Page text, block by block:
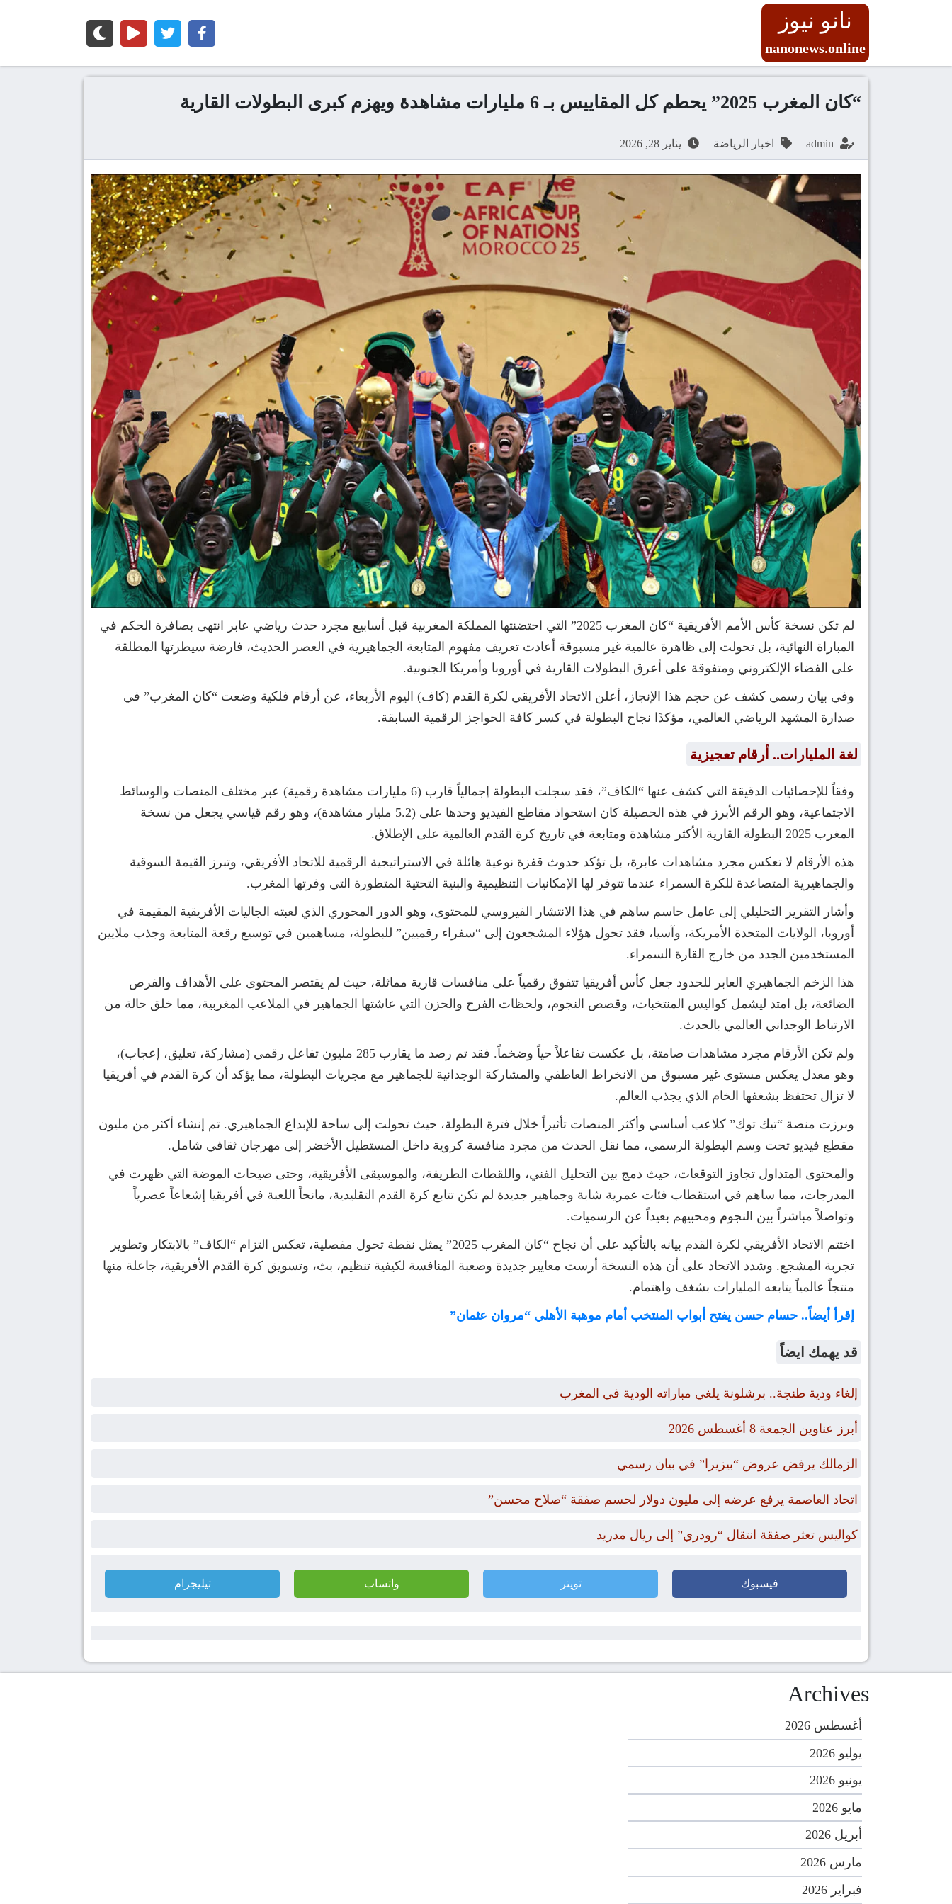
نانو نيوز
nanonews.online
“كان المغرب 2025” يحطم كل المقاييس بـ 6 مليارات مشاهدة ويهزم كبرى البطولات القارية
admin اخبار الرياضة يناير 28, 2026
لم تكن نسخة كأس الأمم الأفريقية “كان المغرب 2025” التي احتضنتها المملكة المغربية قبل أسابيع مجرد حدث رياضي عابر انتهى بصافرة الحكم في
المباراة النهائية، بل تحولت إلى ظاهرة عالمية غير مسبوقة أعادت تعريف مفهوم المتابعة الجماهيرية في العصر الحديث، فارضة سيطرتها المطلقة
على الفضاء الإلكتروني ومتفوقة على أعرق البطولات القارية في أوروبا وأمريكا الجنوبية.
وفي بيان رسمي كشف عن حجم هذا الإنجاز، أعلن الاتحاد الأفريقي لكرة القدم (كاف) اليوم الأربعاء، عن أرقام فلكية وضعت “كان المغرب” في
صدارة المشهد الرياضي العالمي، مؤكدًا نجاح البطولة في كسر كافة الحواجز الرقمية السابقة.
لغة المليارات.. أرقام تعجيزية
وفقاً للإحصائيات الدقيقة التي كشف عنها “الكاف”، فقد سجلت البطولة إجمالياً قارب (6 مليارات مشاهدة رقمية) عبر مختلف المنصات والوسائط
الاجتماعية، وهو الرقم الأبرز في هذه الحصيلة كان استحواذ مقاطع الفيديو وحدها على (5.2 مليار مشاهدة)، وهو رقم قياسي يجعل من نسخة
المغرب 2025 البطولة القارية الأكثر مشاهدة ومتابعة في تاريخ كرة القدم العالمية على الإطلاق.
هذه الأرقام لا تعكس مجرد مشاهدات عابرة، بل تؤكد حدوث قفزة نوعية هائلة في الاستراتيجية الرقمية للاتحاد الأفريقي، وتبرز القيمة السوقية
والجماهيرية المتصاعدة للكرة السمراء عندما تتوفر لها الإمكانيات التنظيمية والبنية التحتية المتطورة التي وفرتها المغرب.
وأشار التقرير التحليلي إلى عامل حاسم ساهم في هذا الانتشار الفيروسي للمحتوى، وهو الدور المحوري الذي لعبته الجاليات الأفريقية المقيمة في
أوروبا، الولايات المتحدة الأمريكة، وآسيا، فقد تحول هؤلاء المشجعون إلى “سفراء رقميين” للبطولة، مساهمين في توسيع رقعة المتابعة وجذب ملايين
المستخدمين الجدد من خارج القارة السمراء.
هذا الزخم الجماهيري العابر للحدود جعل كأس أفريقيا تتفوق رقمياً على منافسات قارية مماثلة، حيث لم يقتصر المحتوى على الأهداف والفرص
الضائعة، بل امتد ليشمل كواليس المنتخبات، وقصص النجوم، ولحظات الفرح والحزن التي عاشتها الجماهير في الملاعب المغربية، مما خلق حالة من
الارتباط الوجداني العالمي بالحدث.
ولم تكن الأرقام مجرد مشاهدات صامتة، بل عكست تفاعلاً حياً وضخماً. فقد تم رصد ما يقارب 285 مليون تفاعل رقمي (مشاركة، تعليق، إعجاب)،
وهو معدل يعكس مستوى غير مسبوق من الانخراط العاطفي والمشاركة الوجدانية للجماهير مع مجريات البطولة، مما يؤكد أن كرة القدم في أفريقيا
لا تزال تحتفظ بشغفها الخام الذي يجذب العالم.
وبرزت منصة “تيك توك” كلاعب أساسي وأكثر المنصات تأثيراً خلال فترة البطولة، حيث تحولت إلى ساحة للإبداع الجماهيري. تم إنشاء أكثر من مليون
مقطع فيديو تحت وسم البطولة الرسمي، مما نقل الحدث من مجرد منافسة كروية داخل المستطيل الأخضر إلى مهرجان ثقافي شامل.
والمحتوى المتداول تجاوز التوقعات، حيث دمج بين التحليل الفني، واللقطات الطريفة، والموسيقى الأفريقية، وحتى صيحات الموضة التي ظهرت في
المدرجات، مما ساهم في استقطاب فئات عمرية شابة وجماهير جديدة لم تكن تتابع كرة القدم التقليدية، مانحاً اللعبة في أفريقيا إشعاعاً عصرياً
وتواصلاً مباشراً بين النجوم ومحبيهم بعيداً عن الرسميات.
اختتم الاتحاد الأفريقي لكرة القدم بيانه بالتأكيد على أن نجاح “كان المغرب 2025” يمثل نقطة تحول مفصلية، تعكس التزام “الكاف” بالابتكار وتطوير
تجربة المشجع. وشدد الاتحاد على أن هذه النسخة أرست معايير جديدة وصعبة المنافسة لكيفية تنظيم، بث، وتسويق كرة القدم الأفريقية، جاعلة منها
منتجاً عالمياً يتابعه المليارات بشغف واهتمام.
إقرأ أيضاً.. حسام حسن يفتح أبواب المنتخب أمام موهبة الأهلي “مروان عثمان”
قد يهمك ايضاً
إلغاء ودية طنجة.. برشلونة يلغي مباراته الودية في المغرب
أبرز عناوين الجمعة 8 أغسطس 2026
الزمالك يرفض عروض “بيزيرا” في بيان رسمي
اتحاد العاصمة يرفع عرضه إلى مليون دولار لحسم صفقة “صلاح محسن”
كواليس تعثر صفقة انتقال “رودري” إلى ريال مدريد
فيسبوك تويتر واتساب تيليجرام
Archives
أغسطس 2026
يوليو 2026
يونيو 2026
مايو 2026
أبريل 2026
مارس 2026
فبراير 2026